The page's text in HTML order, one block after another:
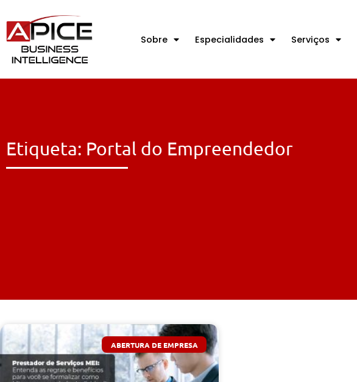
Sobre Especialidades Serviços
Etiqueta: Portal do Empreendedor
ABERTURA DE EMPRESA